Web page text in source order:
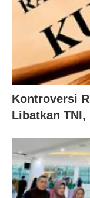
Kontroversi
Libatkan